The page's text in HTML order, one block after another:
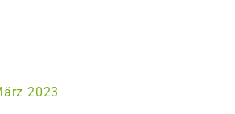
2023